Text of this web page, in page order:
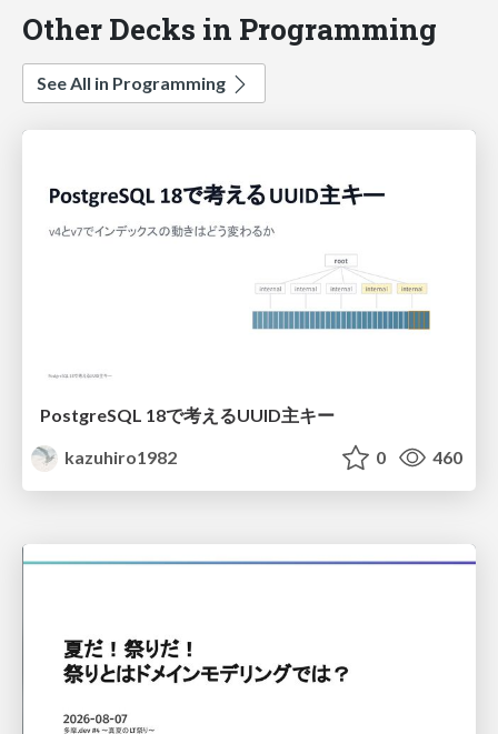
Other Decks in Programming
See All in Programming
PostgreSQL 18で考えるUUID主キー
kazuhiro1982
0 460